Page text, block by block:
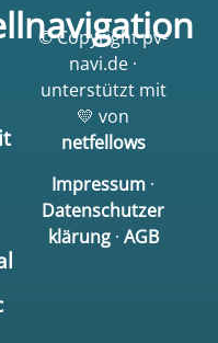
© Copyright pv-
navi.de ·
unterstützt mit
💛 von
netfellows
Impressum ·
Datenschutzer
klärung· AGB